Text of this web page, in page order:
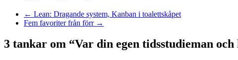
← Lean: Dragande system, Kanban i toalettskåpet
Fem favoriter från förr →
3 tankar om “Var din egen tidsstudieman